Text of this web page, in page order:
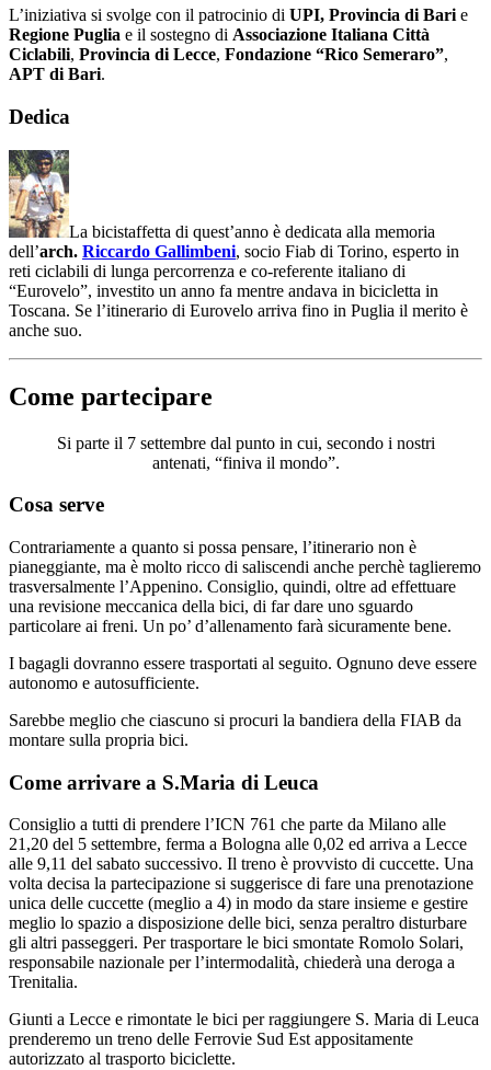
L’iniziativa si svolge con il patrocinio di UPI, Provincia di Bari e
Regione Puglia e il sostegno di Associazione Italiana Città
Ciclabili, Provincia di Lecce, Fondazione “Rico Semeraro”,
APT di Bari.
Dedica
La bicistaffetta di quest’anno è dedicata alla memoria
dell’arch. Riccardo Gallimbeni, socio Fiab di Torino, esperto in
reti ciclabili di lunga percorrenza e co-referente italiano di
“Eurovelo”, investito un anno fa mentre andava in bicicletta in
Toscana. Se l’itinerario di Eurovelo arriva fino in Puglia il merito è
anche suo.
Come partecipare
Si parte il 7 settembre dal punto in cui, secondo i nostri
antenati, “finiva il mondo”.
Cosa serve
Contrariamente a quanto si possa pensare, l’itinerario non è
pianeggiante, ma è molto ricco di saliscendi anche perchè taglieremo
trasversalmente l’Appenino. Consiglio, quindi, oltre ad effettuare
una revisione meccanica della bici, di far dare uno sguardo
particolare ai freni. Un po’ d’allenamento farà sicuramente bene.
I bagagli dovranno essere trasportati al seguito. Ognuno deve essere
autonomo e autosufficiente.
Sarebbe meglio che ciascuno si procuri la bandiera della FIAB da
montare sulla propria bici.
Come arrivare a S.Maria di Leuca
Consiglio a tutti di prendere l’ICN 761 che parte da Milano alle
21,20 del 5 settembre, ferma a Bologna alle 0,02 ed arriva a Lecce
alle 9,11 del sabato successivo. Il treno è provvisto di cuccette. Una
volta decisa la partecipazione si suggerisce di fare una prenotazione
unica delle cuccette (meglio a 4) in modo da stare insieme e gestire
meglio lo spazio a disposizione delle bici, senza peraltro disturbare
gli altri passeggeri. Per trasportare le bici smontate Romolo Solari,
responsabile nazionale per l’intermodalità, chiederà una deroga a
Trenitalia.
Giunti a Lecce e rimontate le bici per raggiungere S. Maria di Leuca
prenderemo un treno delle Ferrovie Sud Est appositamente
autorizzato al trasporto biciclette.